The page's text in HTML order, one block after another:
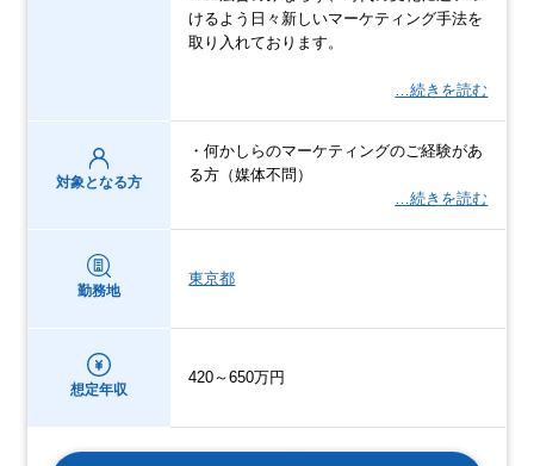
けるよう日々新しいマーケティング手法を
取り入れております。
…続きを読む
対象となる方
・何かしらのマーケティングのご経験があ
る方（媒体不問）
…続きを読む
勤務地
東京都
想定年収
420～650万円